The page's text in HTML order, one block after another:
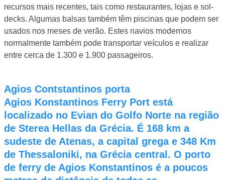
recursos mais recentes, tais como restaurantes, lojas e sol-
decks. Algumas balsas também têm piscinas que podem ser
usados ​​nos meses de verão. Estes navios modernos
normalmente também pode transportar veículos e realizar
entre cerca de 1.300 e 1.900 passageiros.
Agios Contstantinos porta
Agios Konstantinos Ferry Port está
localizado no Evian do Golfo Norte na região
de Sterea Hellas da Grécia. É 168 km a
sudeste de Atenas, a capital grega e 348 Km
de Thessaloniki, na Grécia central. O porto
de ferry de Agios Konstantinos é a poucos